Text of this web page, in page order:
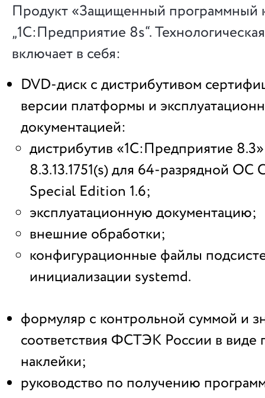
Продукт «Защищенный программный
„1С:Предприятие 8s“.
включает в себя:
DVD-диск с дистрибутивом
версии платформы и
документацией:
дистрибутив «1С:Предприятие
8.3.13.1751(s) для 64-разрядной
Special Edition 1.6;
эксплуатационную документацию;
внешние обработки;
конфигурационные файлы
инициализации systemd.
формуляр с контрольной суммой и
соответствия ФСТЭК России в виде
наклейки;
руководство по получению